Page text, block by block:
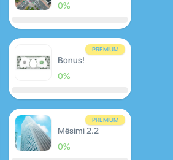
0%
PREMIUM
Bonus!
0%
PREMIUM
Mësimi 2.2
0%